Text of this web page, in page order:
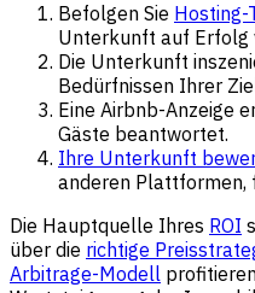
Befolgen Sie Hosting-
Unterkunft auf Erfolg
Die Unterkunft
Bedürfnissen Ihrer
Eine Airbnb-Anzeige
Gäste beantwortet.
Ihre Unterkunft
anderen Plattformen,
Die Hauptquelle Ihres ROI
über die richtige
Arbitrage-Modell